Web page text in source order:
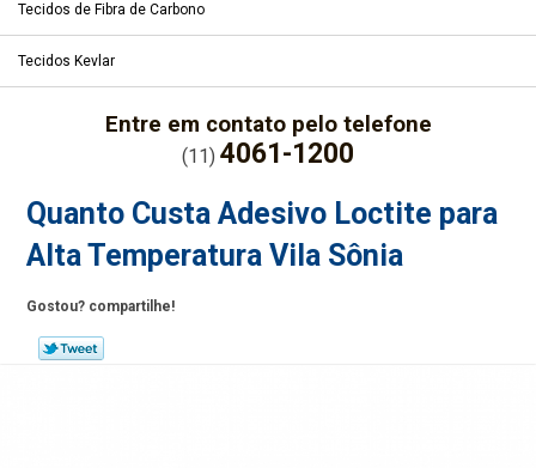
Tecidos de Fibra de Carbono
Tecidos Kevlar
Entre em contato pelo telefone
(11) 4061-1200
Quanto Custa Adesivo Loctite para
Alta Temperatura Vila Sônia
Gostou? compartilhe!